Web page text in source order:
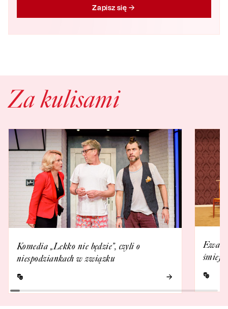
Zapisz się
Za kulisami
Komedia „Lekko nie będzie”, czyli o
niespodziankach w związku
Ewa
śmieje